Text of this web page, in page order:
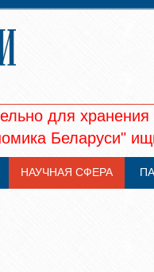
для
Беларуси"
НАУЧНАЯ СФЕРА